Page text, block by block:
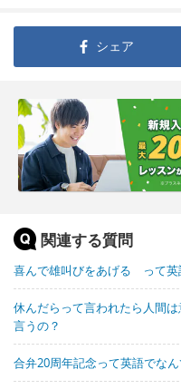
シェア
関連する質問
喜んで雄叫びをあげる って英
休んだらって言われたら人間
言うの？
合弁20周年記念って英語でな